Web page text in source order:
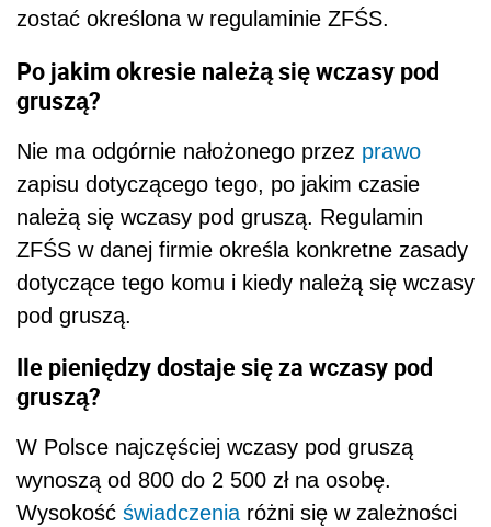
zostać określona w regulaminie ZFŚS.
Po jakim okresie należą się wczasy pod
gruszą?
Nie ma odgórnie nałożonego przez prawo
zapisu dotyczącego tego, po jakim czasie
należą się wczasy pod gruszą. Regulamin
ZFŚS w danej firmie określa konkretne zasady
dotyczące tego komu i kiedy należą się wczasy
pod gruszą.
Ile pieniędzy dostaje się za wczasy pod
gruszą?
W Polsce najczęściej wczasy pod gruszą
wynoszą od 800 do 2 500 zł na osobę.
Wysokość świadczeniaróżni się w zależności